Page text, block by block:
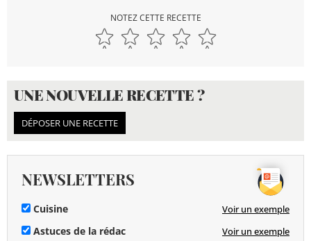
NOTEZ CETTE RECETTE
UNE NOUVELLE RECETTE ?
DÉPOSER UNE RECETTE
NEWSLETTERS
Cuisine Voir un exemple
Astuces de la rédac Voir un exemple